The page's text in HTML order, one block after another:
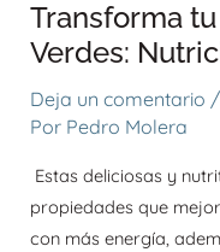
Transforma
Verdes:
Deja un comentario /
Por Pedro Molera
Estas deliciosas y
propiedades que
con más energía,